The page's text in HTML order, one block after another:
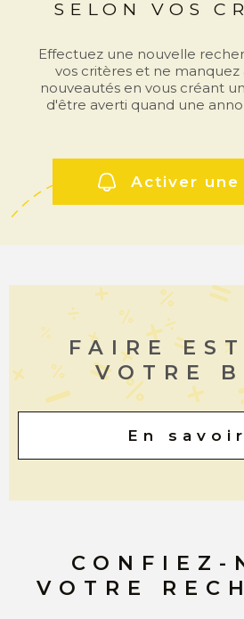
SELON VOS
Effectuez une nouvelle
vos critères et ne
nouveautés en vous créant
d'être averti quand une
Activer une
FAIRE
VOTRE
En
CONFIEZ-
VOTRE